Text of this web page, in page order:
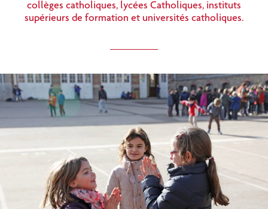
collèges catholiques, lycées Catholiques, instituts
supérieurs de formation et universités catholiques.